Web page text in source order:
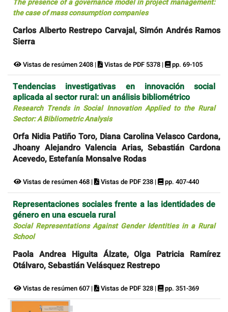
the case of mass consumption companies
Carlos Alberto Restrepo Carvajal, Simón Andrés Ramos
Sierra
Vistas de resúmen 2408 | Vistas de PDF 5378 | pp. 69-105
Tendencias investigativas en innovación social
aplicada al sector rural: un análisis bibliométrico
Research Trends in Social Innovation Applied to the Rural
Sector: A Bibliometric Analysis
Orfa Nidia Patiño Toro, Diana Carolina Velasco Cardona,
Jhoany Alejandro Valencia Arias, Sebastián Cardona
Acevedo, Estefanía Monsalve Rodas
Vistas de resúmen 468 | Vistas de PDF 238 | pp. 407-440
Representaciones sociales frente a las identidades de
género en una escuela rural
Social Representations Against Gender Identities in a Rural
School
Paola Andrea Higuita Álzate, Olga Patricia Ramírez
Otálvaro, Sebastián Velásquez Restrepo
Vistas de resúmen 607 | Vistas de PDF 328 | pp. 351-369